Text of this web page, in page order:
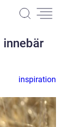
innebär
inspiration